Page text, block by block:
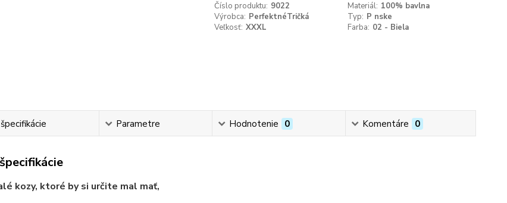
Číslo produktu: 9022 Materiál: 100% bavlna
Výrobca: PerfektnéTričká Typ: P nske
Veľkosť: XXXL Farba: 02 - Biela
Parametre Hodnotenie 0 Komentáre 0
kozy, ktoré by si určite mal mať,